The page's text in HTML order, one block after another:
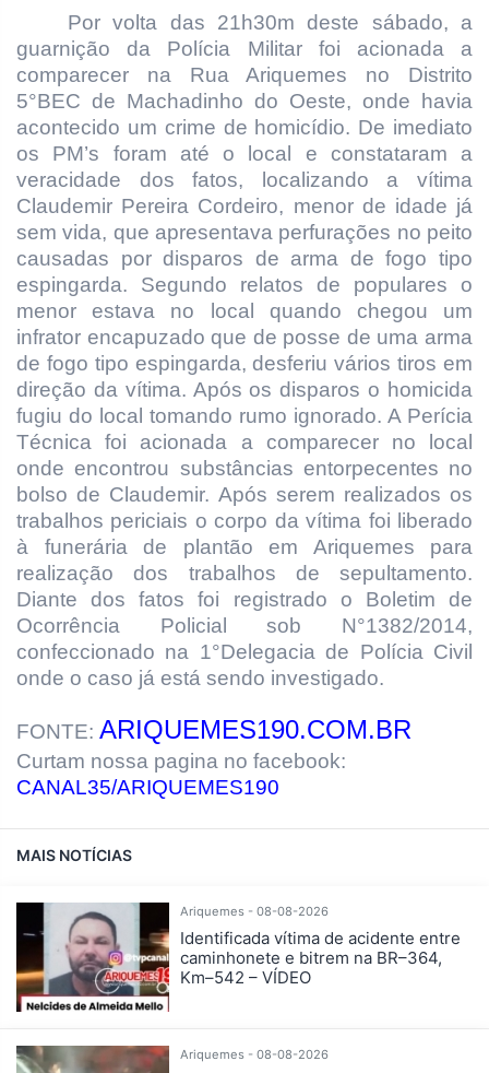
Por volta das 21h30m deste sábado, a
guarnição da Polícia Militar foi acionada a
comparecer na Rua Ariquemes no Distrito
5°BEC de Machadinho do Oeste, onde havia
acontecido um crime de homicídio. De imediato
os PM’s foram até o local e constataram a
veracidade dos fatos, localizando a vítima
Claudemir Pereira Cordeiro, menor de idade já
sem vida, que apresentava perfurações no peito
causadas por disparos de arma de fogo tipo
espingarda. Segundo relatos de populares o
menor estava no local quando chegou um
infrator encapuzado que de posse de uma arma
de fogo tipo espingarda, desferiu vários tiros em
direção da vítima. Após os disparos o homicida
fugiu do local tomando rumo ignorado. A Perícia
Técnica foi acionada a comparecer no local
onde encontrou substâncias entorpecentes no
bolso de Claudemir. Após serem realizados os
trabalhos periciais o corpo da vítima foi liberado
à funerária de plantão em Ariquemes para
realização dos trabalhos de sepultamento.
Diante dos fatos foi registrado o Boletim de
Ocorrência Policial sob N°1382/2014,
confeccionado na 1°Delegacia de Polícia Civil
onde o caso já está sendo investigado.
FONTE: ARIQUEMES190.COM.BR
Curtam nossa pagina no facebook:
CANAL35/ARIQUEMES190
MAIS NOTÍCIAS
Ariquemes - 08-08-2026
Identificada vítima de acidente entre
caminhonete e bitrem na BR–364,
Km–542 – VÍDEO
Ariquemes - 08-08-2026